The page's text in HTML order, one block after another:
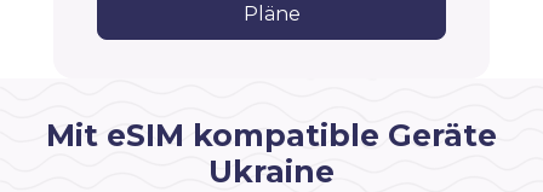
Pläne
Mit eSIM kompatible Geräte
Ukraine